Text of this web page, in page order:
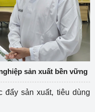
sản xuất bền vững
đẩy sản xuất, tiêu dùng